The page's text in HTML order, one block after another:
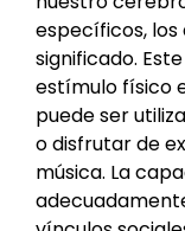
específicos,
significado.
estímulo físico
puede ser
o disfrutar de
música. La